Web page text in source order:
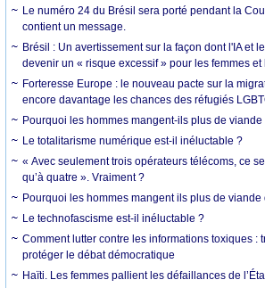
Le numéro 24 du Brésil sera porté pendant la
contient un message.
Brésil : Un avertissement sur la façon dont l'IA et
devenir un « risque excessif » pour les femmes et
Forteresse Europe : le nouveau pacte sur la
encore davantage les chances des réfugiés
Pourquoi les hommes mangent-ils plus de viande
Le totalitarisme numérique est-il inéluctable ?
« Avec seulement trois opérateurs télécoms, ce
qu’à quatre ». Vraiment ?
Pourquoi les hommes mangent ils plus de viande
Le technofascisme est-il inéluctable ?
Comment lutter contre les informations toxiques :
protéger le débat démocratique
Haïti. Les femmes pallient les défaillances de